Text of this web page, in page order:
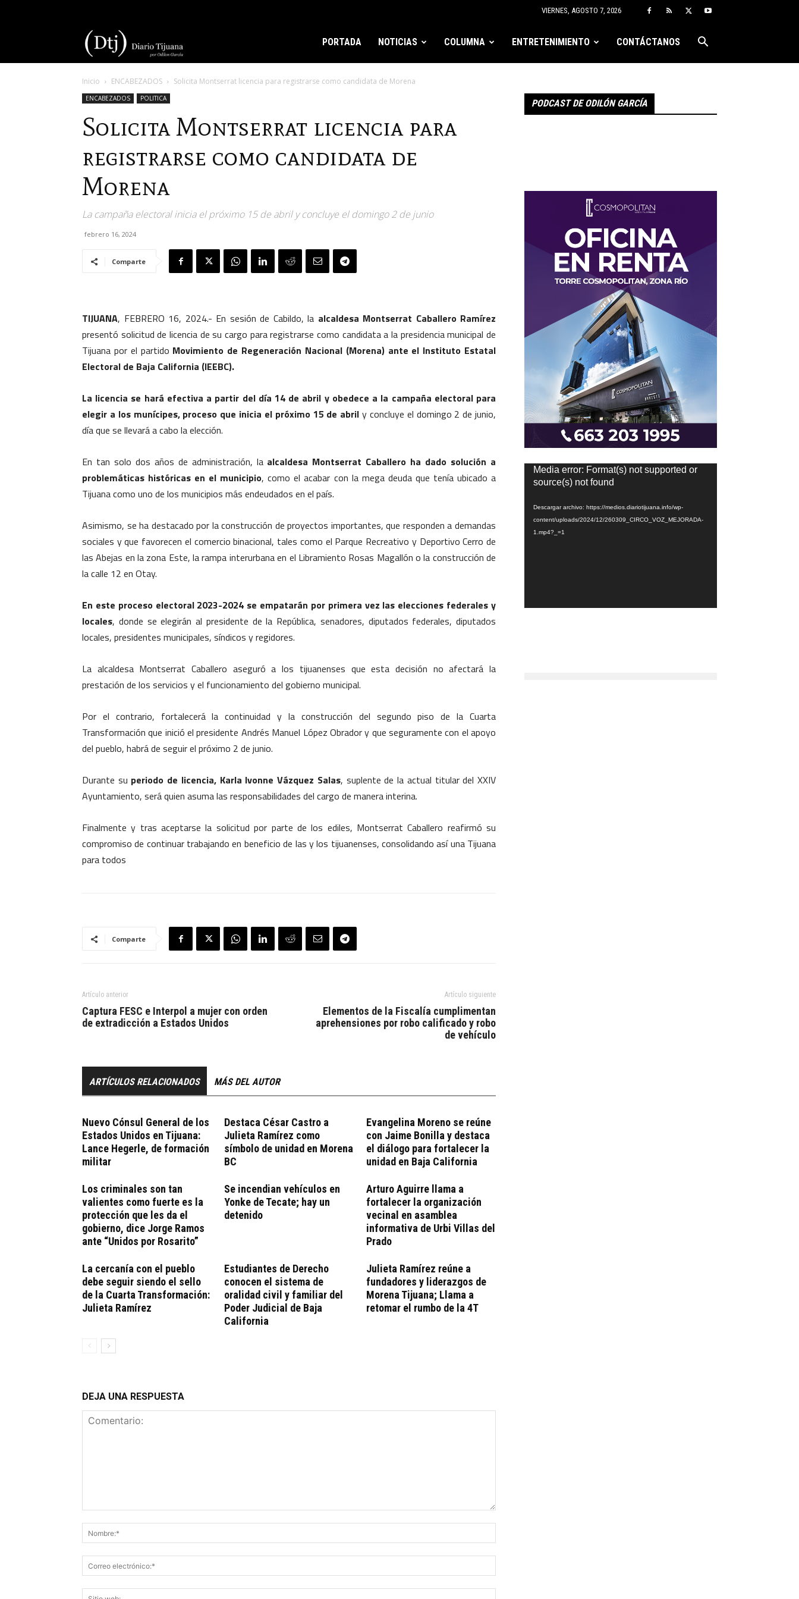
VIERNES, AGOSTO 7, 2026
Tijuana
PORTADA NOTICIAS COLUMNA ENTRETENIMIENTO CONTÁCTANOS
Inicio ENCABEZADOS Solicita Montserrat licencia para registrarse como candidata de Morena
ENCABEZADOS POLITICA
Solicita Montserrat licencia para
registrarse como candidata de
Morena
La campaña electoral inicia el próximo 15 de abril y concluye el domingo 2 de junio
febrero 16, 2024
Comparte
TIJUANA, FEBRERO 16, 2024.- En sesión de Cabildo, la alcaldesa Montserrat Caballero Ramírez
presentó solicitud de licencia de su cargo para registrarse como candidata a la presidencia municipal de
Tijuana por el partido Movimiento de Regeneración Nacional (Morena) ante el Instituto Estatal
Electoral de Baja California (IEEBC).
La licencia se hará efectiva a partir del día 14 de abril y obedece a la campaña electoral para
elegir a los munícipes, proceso que inicia el próximo 15 de abril y concluye el domingo 2 de junio,
día que se llevará a cabo la elección.
En tan solo dos años de administración, la alcaldesa Montserrat Caballero ha dado solución a
problemáticas históricas en el municipio, como el acabar con la mega deuda que tenía ubicado a
Tijuana como uno de los municipios más endeudados en el país.
Asimismo, se ha destacado por la construcción de proyectos importantes, que responden a demandas
sociales y que favorecen el comercio binacional, tales como el Parque Recreativo y Deportivo Cerro de
las Abejas en la zona Este, la rampa interurbana en el Libramiento Rosas Magallón o la construcción de
la calle 12 en Otay.
En este proceso electoral 2023-2024 se empatarán por primera vez las elecciones federales y
locales, donde se elegirán al presidente de la República, senadores, diputados federales, diputados
locales, presidentes municipales, síndicos y regidores.
La alcaldesa Montserrat Caballero aseguró a los tijuanenses que esta decisión no afectará la
prestación de los servicios y el funcionamiento del gobierno municipal.
Por el contrario, fortalecerá la continuidad y la construcción del segundo piso de la Cuarta
Transformación que inició el presidente Andrés Manuel López Obrador y que seguramente con el apoyo
del pueblo, habrá de seguir el próximo 2 de junio.
Durante su periodo de licencia, Karla Ivonne Vázquez Salas, suplente de la actual titular del XXIV
Ayuntamiento, será quien asuma las responsabilidades del cargo de manera interina.
Finalmente y tras aceptarse la solicitud por parte de los ediles, Montserrat Caballero reafirmó su
compromiso de continuar trabajando en beneficio de las y los tijuanenses, consolidando así una Tijuana
para todos
Comparte
Artículo anterior
Captura FESC e Interpol a mujer con orden
de extradicción a Estados Unidos
Artículo siguiente
Elementos de la Fiscalía cumplimentan
aprehensiones por robo calificado y robo
de vehículo
ARTÍCULOS RELACIONADOS MÁS DEL AUTOR
Nuevo Cónsul General de los
Estados Unidos en Tijuana:
Lance Hegerle, de formación
militar
Destaca César Castro a
Julieta Ramírez como
símbolo de unidad en Morena
BC
Evangelina Moreno se reúne
con Jaime Bonilla y destaca
el diálogo para fortalecer la
unidad en Baja California
Los criminales son tan
valientes como fuerte es la
protección que les da el
gobierno, dice Jorge Ramos
ante “Unidos por Rosarito”
Se incendian vehículos en
Yonke de Tecate; hay un
detenido
Arturo Aguirre llama a
fortalecer la organización
vecinal en asamblea
informativa de Urbi Villas del
Prado
La cercanía con el pueblo
debe seguir siendo el sello
de la Cuarta Transformación:
Julieta Ramírez
Estudiantes de Derecho
conocen el sistema de
oralidad civil y familiar del
Poder Judicial de Baja
California
Julieta Ramírez reúne a
fundadores y liderazgos de
Morena Tijuana; Llama a
retomar el rumbo de la 4T
DEJA UNA RESPUESTA
PODCAST DE ODILÓN GARCÍA
Reproductor
de
Media error: Format(s) not supported or
source(s) not found
Descargar archivo: https://medios.diariotijuana.info/wp-
content/uploads/2024/12/260309_CIRCO_VOZ_MEJORADA-
1.mp4?_=1